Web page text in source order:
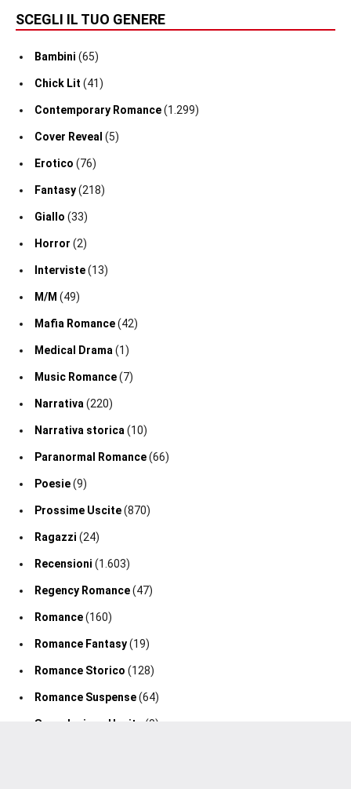
SCEGLI IL TUO GENERE
Bambini (65)
Chick Lit (41)
Contemporary Romance(1.299)
Cover Reveal (5)
Erotico (76)
Fantasy(218)
Giallo (33)
Horror (2)
Interviste(13)
M/M (49)
Mafia Romance(42)
Medical Drama (1)
Music Romance(7)
Narrativa (220)
Narrativa storica (10)
Paranormal Romance(66)
Poesie(9)
Prossime Uscite(870)
Ragazzi (24)
Recensioni (1.603)
Regency Romance(47)
Romance(160)
Romance Fantasy(19)
Romance Storico (128)
Romance Suspense(64)
Segnalazione Uscita (0)